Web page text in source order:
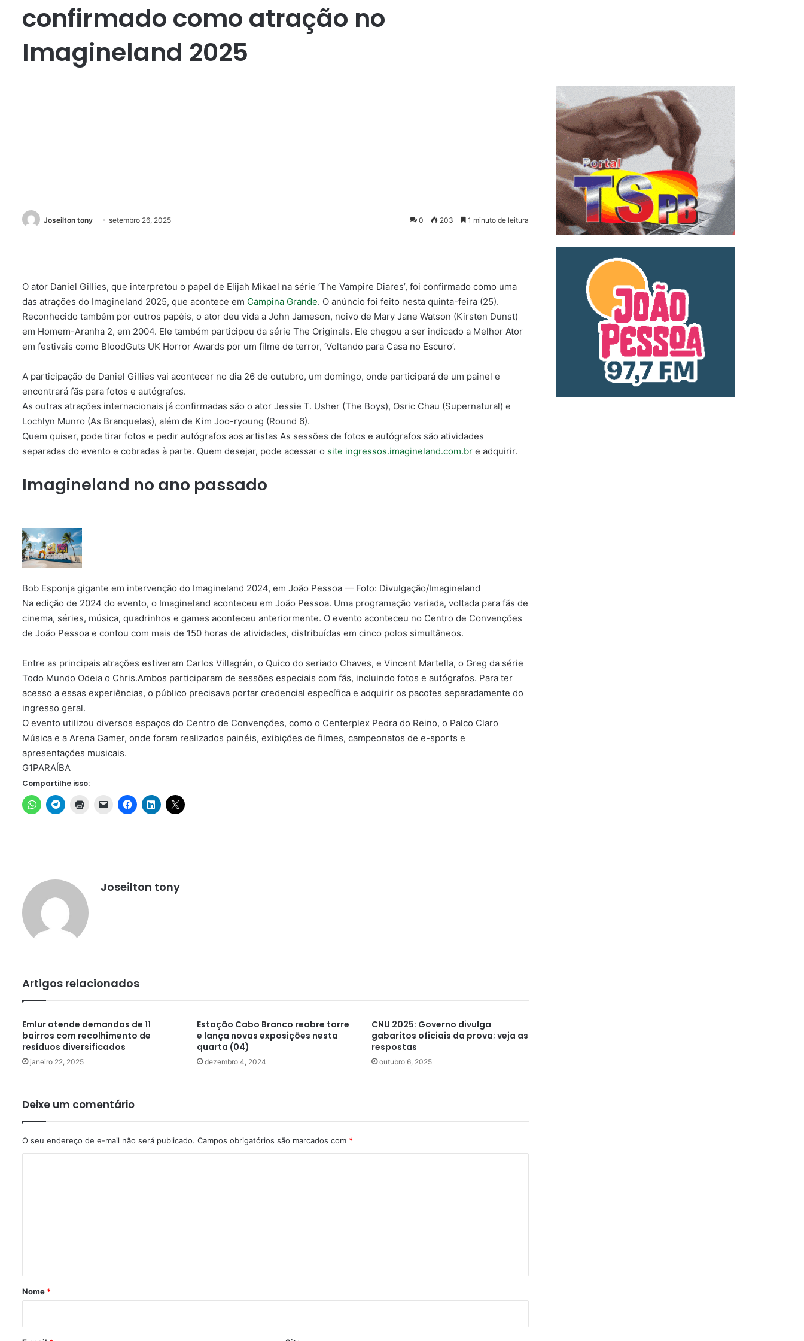
confirmado como atração no
Imagineland 2025
Joseilton tony setembro 26, 2025 0 203 1 minuto de leitura
O ator Daniel Gillies, que interpretou o papel de Elijah Mikael na série ‘The Vampire Diares’, foi confirmado como uma
das atrações do Imagineland 2025, que acontece em Campina Grande. O anúncio foi feito nesta quinta-feira (25).
Reconhecido também por outros papéis, o ator deu vida a John Jameson, noivo de Mary Jane Watson (Kirsten Dunst)
em Homem-Aranha 2, em 2004. Ele também participou da série The Originals. Ele chegou a ser indicado a Melhor Ator
em festivais como BloodGuts UK Horror Awards por um filme de terror, ‘Voltando para Casa no Escuro’.
A participação de Daniel Gillies vai acontecer no dia 26 de outubro, um domingo, onde participará de um painel e
encontrará fãs para fotos e autógrafos.
As outras atrações internacionais já confirmadas são o ator Jessie T. Usher (The Boys), Osric Chau (Supernatural) e
Lochlyn Munro (As Branquelas), além de Kim Joo-ryoung (Round 6).
Quem quiser, pode tirar fotos e pedir autógrafos aos artistas As sessões de fotos e autógrafos são atividades
separadas do evento e cobradas à parte. Quem desejar, pode acessar o site ingressos.imagineland.com.br e adquirir.
Imagineland no ano passado
Bob Esponja gigante em intervenção do Imagineland 2024, em João Pessoa — Foto: Divulgação/Imagineland
Na edição de 2024 do evento, o Imagineland aconteceu em João Pessoa. Uma programação variada, voltada para fãs de
cinema, séries, música, quadrinhos e games aconteceu anteriormente. O evento aconteceu no Centro de Convenções
de João Pessoa e contou com mais de 150 horas de atividades, distribuídas em cinco polos simultâneos.
Entre as principais atrações estiveram Carlos Villagrán, o Quico do seriado Chaves, e Vincent Martella, o Greg da série
Todo Mundo Odeia o Chris.Ambos participaram de sessões especiais com fãs, incluindo fotos e autógrafos. Para ter
acesso a essas experiências, o público precisava portar credencial específica e adquirir os pacotes separadamente do
ingresso geral.
O evento utilizou diversos espaços do Centro de Convenções, como o Centerplex Pedra do Reino, o Palco Claro
Música e a Arena Gamer, onde foram realizados painéis, exibições de filmes, campeonatos de e-sports e
apresentações musicais.
G1PARAÍBA
Compartilhe isso:
Joseilton tony
Artigos relacionados
Emlur atende demandas de 11
bairros com recolhimento de
resíduos diversificados
janeiro 22, 2025
Estação Cabo Branco reabre torre
e lança novas exposições nesta
quarta (04)
dezembro 4, 2024
CNU 2025: Governo divulga
gabaritos oficiais da prova; veja as
respostas
outubro 6, 2025
Deixe um comentário
O seu endereço de e-mail não será publicado. Campos obrigatórios são marcados com *
r
Nome *